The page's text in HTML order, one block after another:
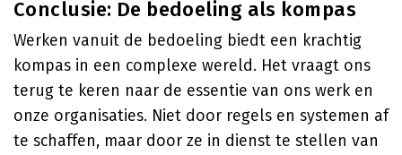
Conclusie: De bedoeling als kompas
Werken vanuit de bedoeling biedt een krachtig
kompas in een complexe wereld. Het vraagt ons
terug te keren naar de essentie van ons werk en
onze organisaties. Niet door regels en systemen af
te schaffen, maar door ze in dienst te stellen van